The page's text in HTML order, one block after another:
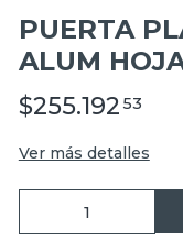
PUERTA
ALUM
$255.19253
Ver más detalles